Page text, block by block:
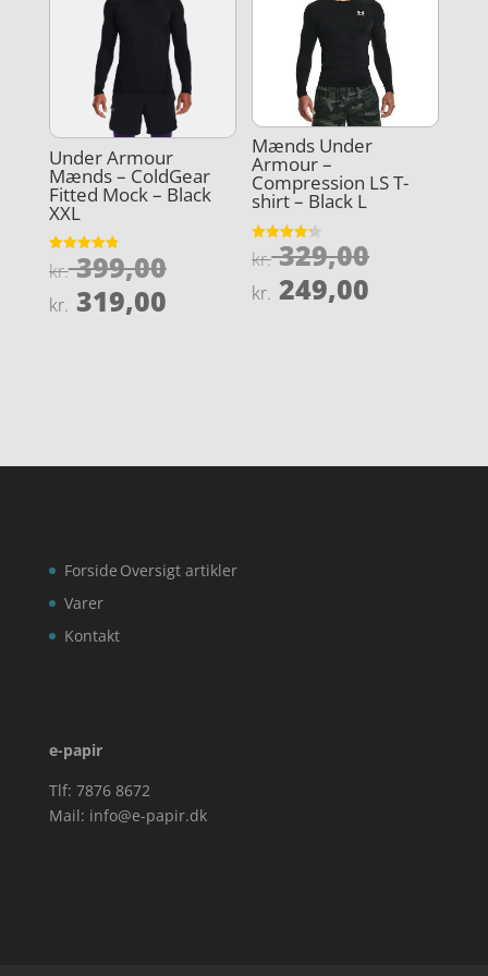
Under Armour
Mænds – ColdGear
Fitted Mock – Black
XXL
Vurderet
4.8
kr.399,00Den
oprindelige
kr. 319,00Den
Mænds Under
Armour –
Compression LS T-
shirt – Black L
Vurderet
4.2
kr.329,00Den
kr. 249,00
Forside
Varer
Kontakt
Oversigt artikler
e-papir
Tlf: 7876 8672
Mail: info@e-papir.dk